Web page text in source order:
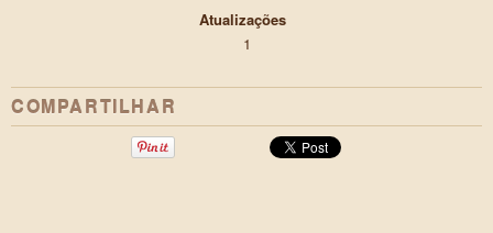
Atualizações
1
COMPARTILHAR